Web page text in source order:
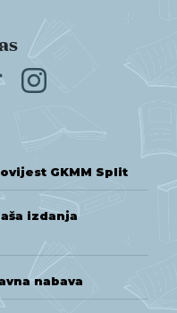
GKMM Split
izdanja
nabava